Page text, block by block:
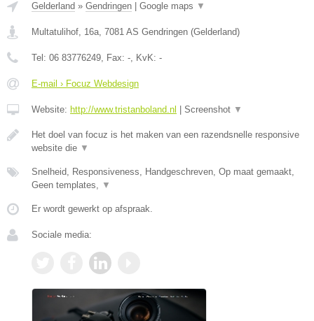
Gelderland » Gendringen Google maps ▼
Multatulihof, 16a, 7081 AS Gendringen (Gelderland)
Tel: 06 83776249, Fax: -, KvK: -
E-mail › Focuz Webdesign
Website: http://www.tristanboland.nl Screenshot ▼
Het doel van focuz is het maken van een razendsnelle responsive
website die ▼
Snelheid, Responsiveness, Handgeschreven, Op maat gemaakt,
Geen templates, ▼
Er wordt gewerkt op afspraak.
Sociale media: